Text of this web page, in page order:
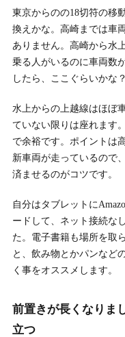
東京からのの18切符の移
換えかな。高崎までは車
ありません。高崎から水
乗る人がいるのに車両数
したら、ここぐらいかな？
水上からの上越線はほぼ
ていない限りは座れます
で余裕です。ポイントは
新車両が走っているので
済ませるのがコツです。
自分はタブレットに
ードして、ネット接続な
た。電子書籍も場所を取
と、飲み物とかパンなど
く事をオススメします。
前置きが長くなりま
立つ